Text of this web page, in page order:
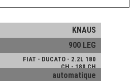
KNAUS
900 LEG
FIAT - DUCATO - 2.2L 180
CH - 180 CH
automatique